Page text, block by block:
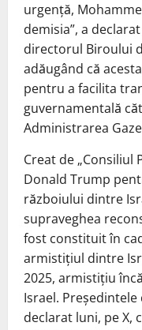
urgență,
demisia”, a
directorul Biroului
adăugând că
pentru a facilita
guvernamentală
Administrarea
Creat de „Consiliul
Donald Trump
războiului dintre
supraveghea
fost constituit în
armistițiul dintre
2025, armistițiu
Israel.
declarat luni, pe X,